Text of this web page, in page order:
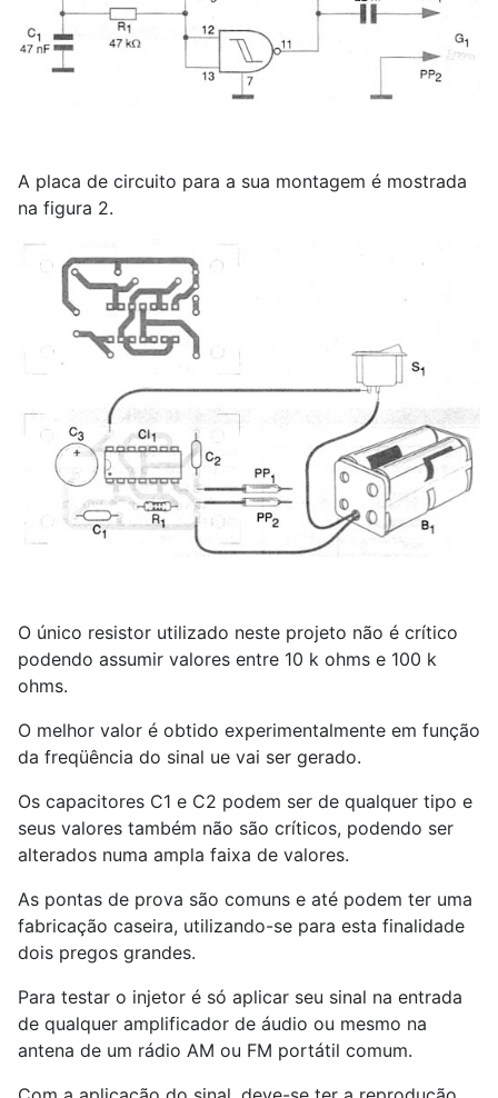
A placa de circuito para a sua montagem é mostrada
na figura 2.
O único resistor utilizado neste projeto não é crítico
podendo assumir valores entre 10 k ohms e 100 k
ohms.
O melhor valor é obtido experimentalmente em função
da freqüência do sinal ue vai ser gerado.
Os capacitores C1 e C2 podem ser de qualquer tipo e
seus valores também não são críticos, podendo ser
alterados numa ampla faixa de valores.
As pontas de prova são comuns e até podem ter uma
fabricação caseira, utilizando-se para esta finalidade
dois pregos grandes.
Para testar o injetor é só aplicar seu sinal na entrada
de qualquer amplificador de áudio ou mesmo na
antena de um rádio AM ou FM portátil comum.